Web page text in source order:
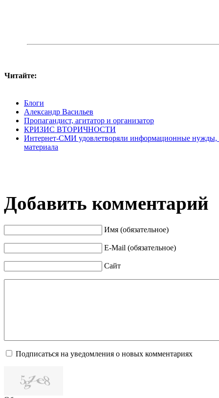
Читайте:
Блоги
Александр Васильев
Пропагандист, агитатор и организатор
КРИЗИС ВТОРИЧНОСТИ
Интернет-СМИ удовлетворяли информационные нужды,
материала
Добавить комментарий
Имя (обязательное)
E-Mail (обязательное)
Сайт
Подписаться на уведомления о новых комментариях